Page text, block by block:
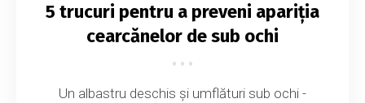
5 trucuri pentru a preveni apariția
cearcănelor de sub ochi
Un albastru deschis și umflături sub ochi -